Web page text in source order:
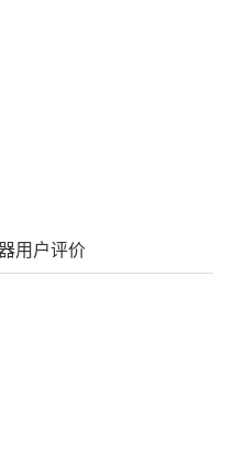
用户评价